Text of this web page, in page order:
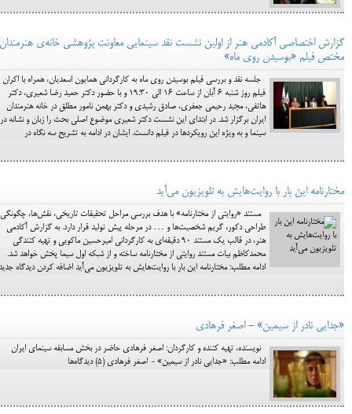
گزارش اختصاصی آکادمی هنر از اولین نشست نقد سینمایی معاونت پژوهشی خانه‌ی هنرمندان
مختص فیلم «بوسیدن روی ماه»
جلسه نقد و بررسی فیلم بوسیدن روی ماه به کارگردانی همایون اسعدیان، همراه با اکران
فیلم روز شنبه ۶ آبان از ساعت 16 الی 19:30 و با حضور دکتر حمید رضا شعیری، دکتر
هاتفی، مجید رحیمی جعفری، صادق رشیدی و دکتر بهمن نامور مطلق در خانه هنرمندان
ایران برگزار شد. در ابتدای این نشست دکتر شعیر­ی موضوع اصلی بحث را زبان و نشانه در
سینما و به ویژه این رویکردها در فیلم دانست. ایشان در ادامه به تشریح سه نگاه در
مختارنامه این بار با روایت‌هایش به تلویزیون می‌آید
مستند «روایتی از مختارنامه» با هدف بررسی مراحل تحقیقات تاریخی، نقش‌ها، چگونگی
طراحی دکور، گریم شخصیت‌ها و … در مرحله پیش تولید قرار دارد. به گزارش آکادمی
هنر، در قالب یک مستند ۹۰ دقیقه‌ای به کارگردانی امیرحسین ماکویی و تهیه کنندگی
محمدکاظم بیات مستند روایتی از مختارنامه ساخته و از شبکه اول سیما پخش خواهد شد.
ادامه مطلب: مختارنامه این بار با روایت‌هایش به تلویزیون می‌آید اضافه کردن دیدگاه
«جدایی نادر از سیمین» - اصغر فرهادی
نویسنده، تهیه کننده و کارگردان: اصغر فرهادی حاضر در بخش مسابقه سینمای ایران
ادامه مطلب: «جدایی نادر از سیمین» - اصغر فرهادی (5) دیدگاه‌ها